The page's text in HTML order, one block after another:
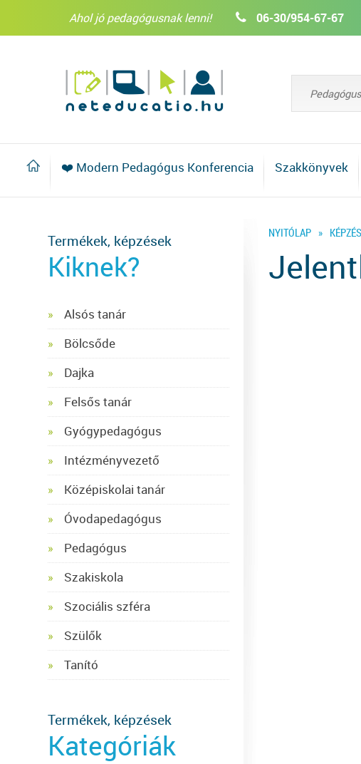
Ahol jó pedagógusnak lenni! 06-30/954-67-67
❤️ Modern Pedagógus Konferencia Szakkönyvek
NYITÓLAP »
Termékek, képzések
Kiknek?
Alsós tanár
Bölcsőde
Dajka
Felsős tanár
Gyógypedagógus
Intézményvezető
Középiskolai tanár
Óvodapedagógus
Pedagógus
Szakiskola
Szociális szféra
Szülők
Tanító
Termékek, képzések
Kategóriák